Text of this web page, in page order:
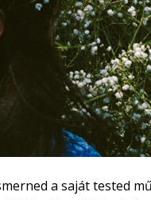
a saját tested